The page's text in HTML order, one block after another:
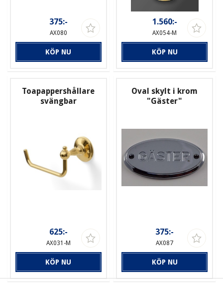
375:-
AX080
KÖP NU
1.560:-
AX054-M
KÖP NU
Toapappershållare
svängbar
625:-
AX031-M
KÖP NU
Oval skylt i krom
"Gäster"
375:-
AX087
KÖP NU